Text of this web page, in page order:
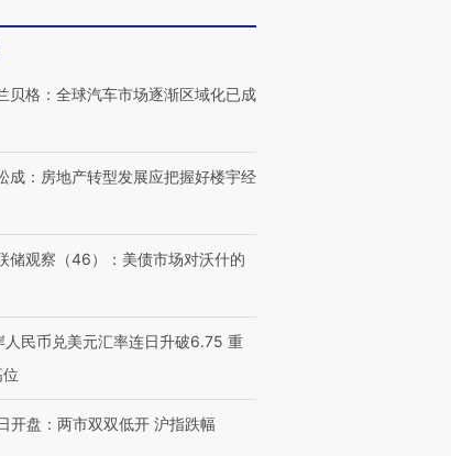
博
产
贝格：全球汽车市场逐渐区域化已成
成：房地产转型发展应把握好楼宇经
储观察（46）：美债市场对沃什的
人民币兑美元汇率连日升破6.75 重
开盘：两市双双低开 沪指跌幅